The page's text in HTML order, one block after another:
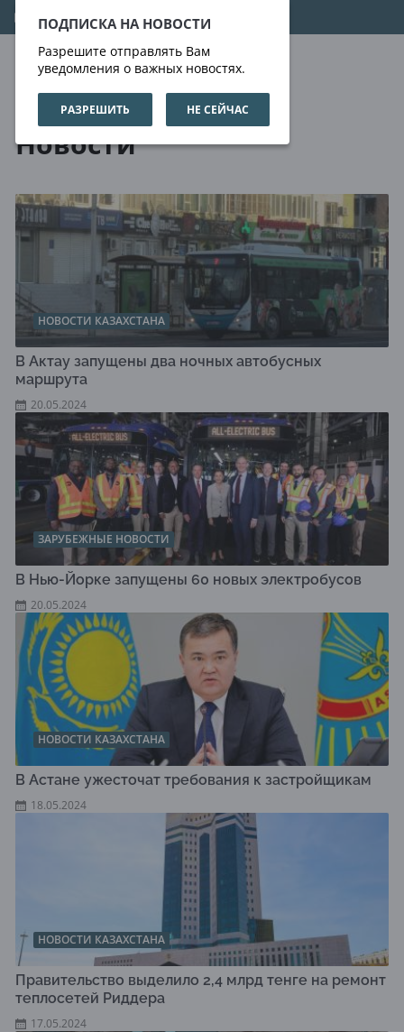
ПОДПИСКА НА НОВОСТИ
Разрешите отправлять Вам
уведомления о важных новостях.
РАЗРЕШИТЬ НЕ СЕЙЧАС
08.08.2026 00:35:00
Новости
Новости
НОВОСТИ КАЗАХСТАНА
В Актау запущены два ночных автобусных
маршрута
20.05.2024
ЗАРУБЕЖНЫЕ НОВОСТИ
В Нью-Йорке запущены 60 новых электробусов
20.05.2024
НОВОСТИ КАЗАХСТАНА
В Астане ужесточат требования к застройщикам
18.05.2024
НОВОСТИ КАЗАХСТАНА
Правительство выделило 2,4 млрд тенге на ремонт
теплосетей Риддера
17.05.2024